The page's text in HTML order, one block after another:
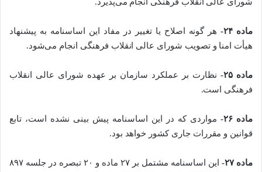
شورای عالی انقلاب فرهنگی انجام می‌پذیرد.
ماده ۲۴-
هر گونه اصلاح یا تغییر در مفاد این اساسنامه به پیشنهاد
هیأت امنا و تصویب شورای­ عالی انقلاب فرهنگی انجام می‌­شود.
ماده ۲۵-
نظارت بر عملکرد سازمان بر عهده شورای عالی انقلاب
فرهنگی است.
ماده ۲۶-
مواردی که در این اساسنامه پیش ­بینی نشده است، تابع
قوانین و مقررات جاری کشور خواهد بود.
ماده ۲۷-
این اساسنامه مشتمل بر ۲۷ ماده و ۲۰ تبصره در جلسه ۸۹۷